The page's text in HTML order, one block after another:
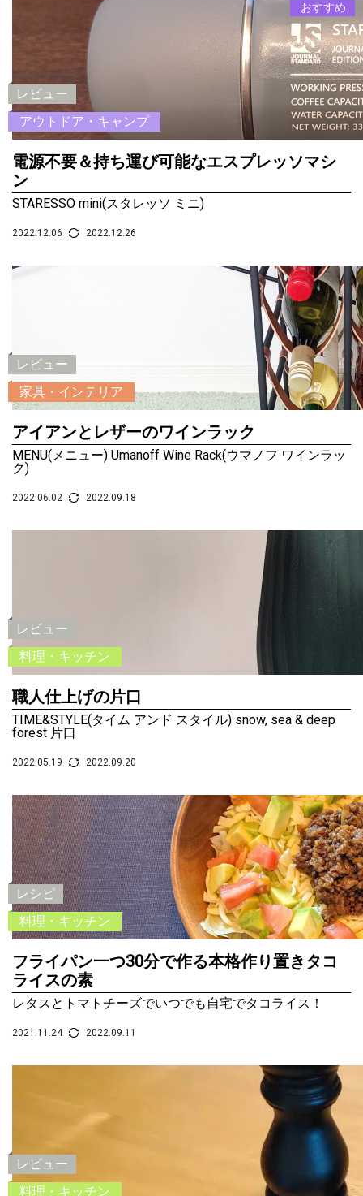
レビュー
アウトドア・キャンプ
おすすめ
電源不要＆持ち運び可能なエスプレッソマシ
ン
STARESSO mini(スタレッソ ミニ)
2022.12.06 2022.12.26
レビュー
家具・インテリア
アイアンとレザーのワインラック
MENU(メニュー) Umanoff Wine Rack(ウマノフ ワインラッ
ク)
2022.06.02 2022.09.18
レビュー
料理・キッチン
職人仕上げの片口
TIME&STYLE(タイム アンド スタイル) snow, sea & deep
forest 片口
2022.05.19 2022.09.20
レシピ
料理・キッチン
フライパン一つ30分で作る本格作り置きタコ
ライスの素
レタスとトマトチーズでいつでも自宅でタコライス！
2021.11.24 2022.09.11
レビュー
料理・キッチン